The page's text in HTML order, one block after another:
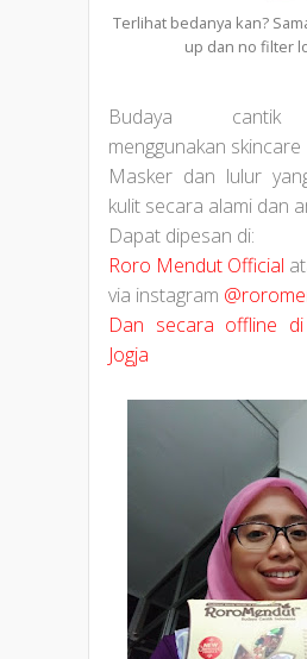
Terlihat bedanya kan?
up dan no filter
Budaya cantik
menggunakan
Masker dan lulur
kulit secara alami dan
Dapat dipesan di:
Roro Mendut Official
via instagram
Dan secara offline
Jogja